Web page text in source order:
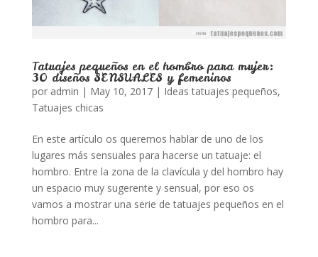
Tatuajes pequeños en el hombro para mujer:
30 diseños SENSUALES y femeninos
por admin | May 10, 2017| Ideas tatuajes pequeños,
Tatuajes chicas
En este artículo os queremos hablar de uno de los
lugares más sensuales para hacerse un tatuaje: el
hombro. Entre la zona de la clavícula y del hombro hay
un espacio muy sugerente y sensual, por eso os
vamos a mostrar una serie de tatuajes pequeños en el
hombro para...